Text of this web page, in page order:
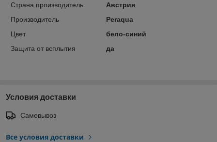
Страна производитель
Австрия
Производитель
Peraqua
Цвет
бело-синий
Защита от всплытия
да
Условия доставки
Самовывоз
Все условия доставки